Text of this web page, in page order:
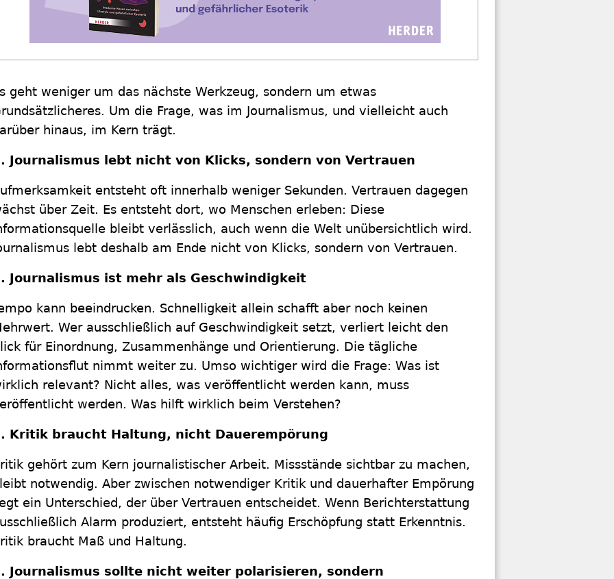
geht weniger um das nächste Werkzeug, sondern um etwas
Um die Frage, was im Journalismus, und vielleicht auch
hinaus, im Kern trägt.
Journalismus lebt nicht von Klicks, sondern von Vertrauen
entsteht oft innerhalb weniger Sekunden. Vertrauen dagegen
über Zeit. Es entsteht dort, wo Menschen erleben: Diese
bleibt verlässlich, auch wenn die Welt unübersichtlich wird.
lebt deshalb am Ende nicht von Klicks, sondern von Vertrauen.
Journalismus ist mehr als Geschwindigkeit
kann beeindrucken. Schnelligkeit allein schafft aber noch keinen
Wer ausschließlich auf Geschwindigkeit setzt, verliert leicht den
für Einordnung, Zusammenhänge und Orientierung. Die tägliche
nimmt weiter zu. Umso wichtiger wird die Frage: Was ist
relevant? Nicht alles, was veröffentlicht werden kann, muss
werden. Was hilft wirklich beim Verstehen?
Kritik braucht Haltung, nicht Dauerempörung
gehört zum Kern journalistischer Arbeit. Missstände sichtbar zu machen,
notwendig. Aber zwischen notwendiger Kritik und dauerhafter Empörung
ein Unterschied, der über Vertrauen entscheidet. Wenn Berichterstattung
Alarm produziert, entsteht häufig Erschöpfung statt Erkenntnis.
braucht Maß und Haltung.
Journalismus sollte nicht weiter polarisieren, sondern